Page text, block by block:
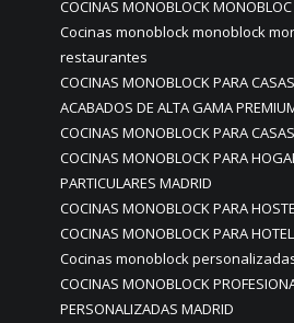
COCINAS MONOBLOCK
Cocinas monoblock monoblock
restaurantes
COCINAS MONOBLOCK PARA
ACABADOS DE ALTA GAMA
COCINAS MONOBLOCK PARA
COCINAS MONOBLOCK PARA
PARTICULARES MADRID
COCINAS MONOBLOCK PARA
COCINAS MONOBLOCK PARA
Cocinas monoblock
COCINAS MONOBLOCK
PERSONALIZADAS MADRID